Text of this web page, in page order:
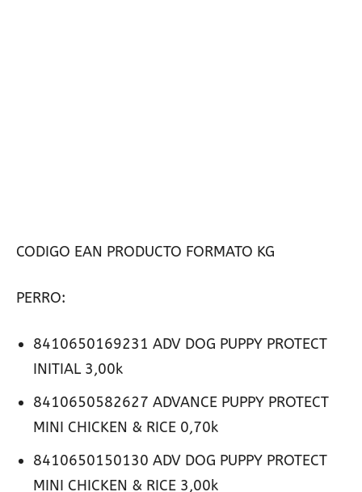
CODIGO EAN PRODUCTO FORMATO KG
PERRO:
8410650169231 ADV DOG PUPPY PROTECT
INITIAL 3,00k
8410650582627 ADVANCE PUPPY PROTECT
MINI CHICKEN & RICE 0,70k
8410650150130 ADV DOG PUPPY PROTECT
MINI CHICKEN & RICE 3,00k